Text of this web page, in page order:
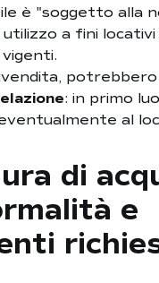
è "soggetto alla
a fini
potrebbero
: in primo
al
di
e